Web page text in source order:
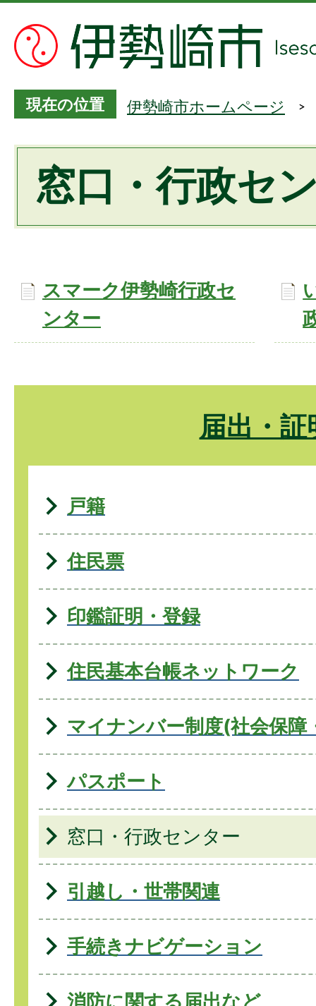
現在の位置 伊勢崎市ホームページ
窓口・行政セ
スマーク伊勢崎行政セ
ンター
届出・証
戸籍
住民票
印鑑証明・登録
住民基本台帳ネットワーク
マイナンバー制度(社会保障
パスポート
窓口・行政センター
引越し・世帯関連
手続きナビゲーション